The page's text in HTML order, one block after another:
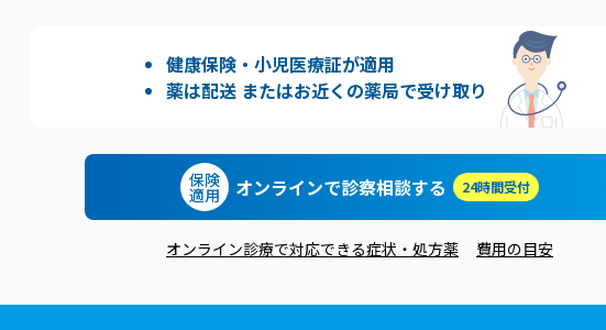
健康保険・小児医療証が適用
薬は配送 またはお近くの薬局で受け取り
保険
適用 オンラインで診察相談する 24時間受付
オンライン診療で対応できる症状・処方薬 費用の目安